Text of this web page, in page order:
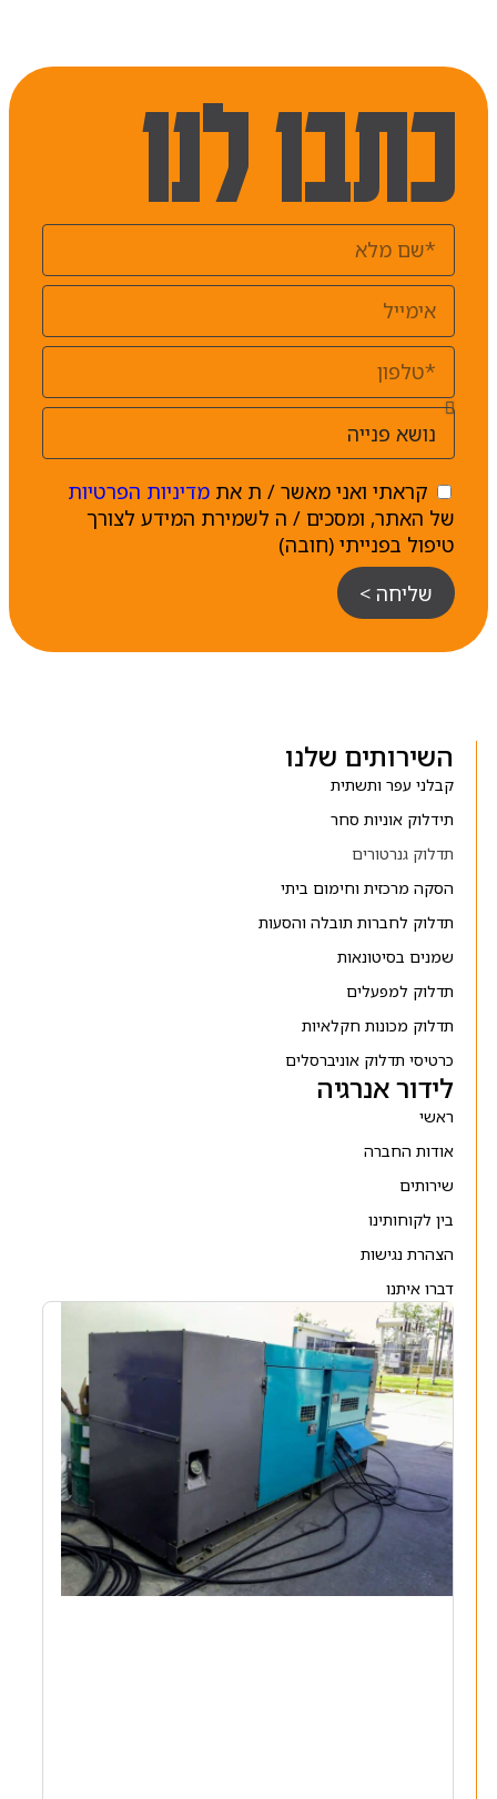
כתבו לנו
קראתי ואני מאשר / ת אתמדיניות הפרטיות
של האתר, ומסכים / ה לשמירת המידע לצורך
טיפול בפנייתי (חובה)
שליחה >
השירותים שלנו
קבלני עפר ותשתית
תידלוק אוניות סחר
תדלוק גנרטורים
הסקה מרכזית וחימום ביתי
תדלוק לחברות תובלה והסעות
שמנים בסיטונאות
תדלוק למפעלים
תדלוק מכונות חקלאיות
כרטיסי תדלוק אוניברסלים
לידור אנרגיה
ראשי
אודות החברה
שירותים
בין לקוחותינו
הצהרת נגישות
דברו איתנו